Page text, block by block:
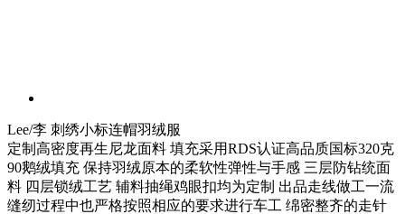
Lee/李 刺绣小标连帽羽绒服
定制高密度再生尼龙面料 填充采用RDS认证高品质国标320克
90鹅绒填充 保持羽绒原本的柔软性弹性与手感 三层防钻统面
料 四层锁绒工艺 辅料抽绳鸡眼扣均为定制 出品走线做工一流
缝纫过程中也严格按照相应的要求进行车工 绵密整齐的走针